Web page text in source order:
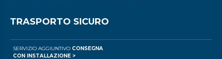
TRASPORTO SICURO
SERVIZIO AGGIUNTIVO CONSEGNA
CON INSTALLAZIONE >